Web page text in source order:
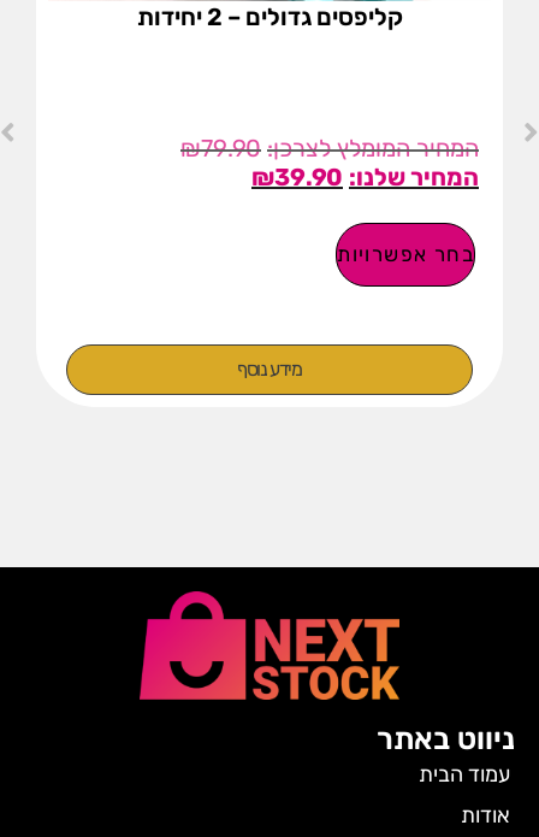
קליפסים גדולים – 2 יחידות
₪79.90
₪39.90
בחר אפשרויות
מידע נוסף
ניווט באתר
עמוד הבית
אודות